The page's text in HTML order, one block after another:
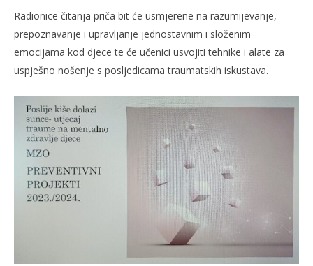
Radionice čitanja priča bit će usmjerene na razumijevanje,
prepoznavanje i upravljanje jednostavnim i složenim
emocijama kod djece te će učenici usvojiti tehnike i alate za
uspješno nošenje s posljedicama traumatskih iskustava.